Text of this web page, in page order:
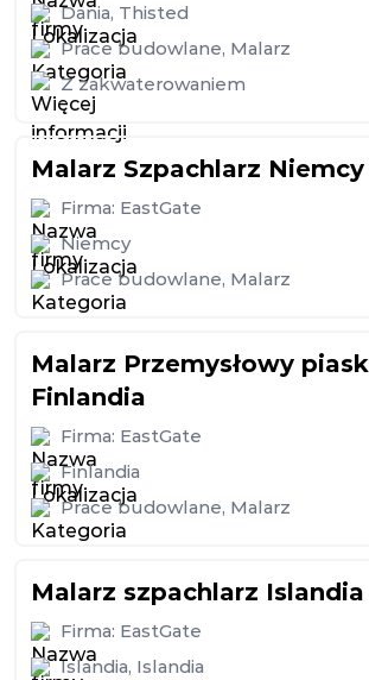
Dania, Thisted
Prace budowlane, Malarz
Z zakwaterowaniem
Malarz Szpachlarz Niemcy
Firma: EastGate
Niemcy
Prace budowlane, Malarz
Malarz Przemysłowy
Finlandia
Firma: EastGate
Finlandia
Prace budowlane, Malarz
Malarz szpachlarz Islandia
Firma: EastGate
Islandia, Islandia